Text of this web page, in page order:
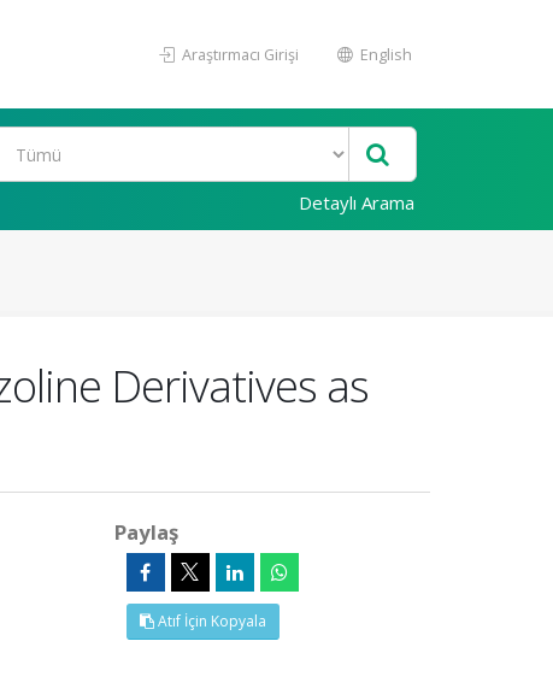
Araştırmacı Girişi English
Detaylı Arama
Derivatives as
Paylaş
Atıf İçin Kopyala